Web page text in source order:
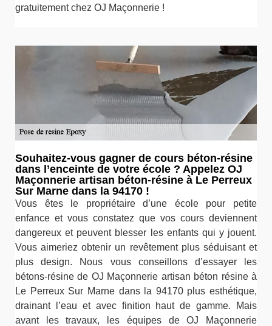
gratuitement chez OJ Maçonnerie !
Souhaitez-vous gagner de cours béton-résine
dans l’enceinte de votre école ? Appelez OJ
Maçonnerie artisan béton-résine à Le Perreux
Sur Marne dans la 94170 !
Vous êtes le propriétaire d’une école pour petite
enfance et vous constatez que vos cours deviennent
dangereux et peuvent blesser les enfants qui y jouent.
Vous aimeriez obtenir un revêtement plus séduisant et
plus design. Nous vous conseillons d’essayer les
bétons-résine de OJ Maçonnerie artisan béton résine à
Le Perreux Sur Marne dans la 94170 plus esthétique,
drainant l’eau et avec finition haut de gamme. Mais
avant les travaux, les équipes de OJ Maçonnerie